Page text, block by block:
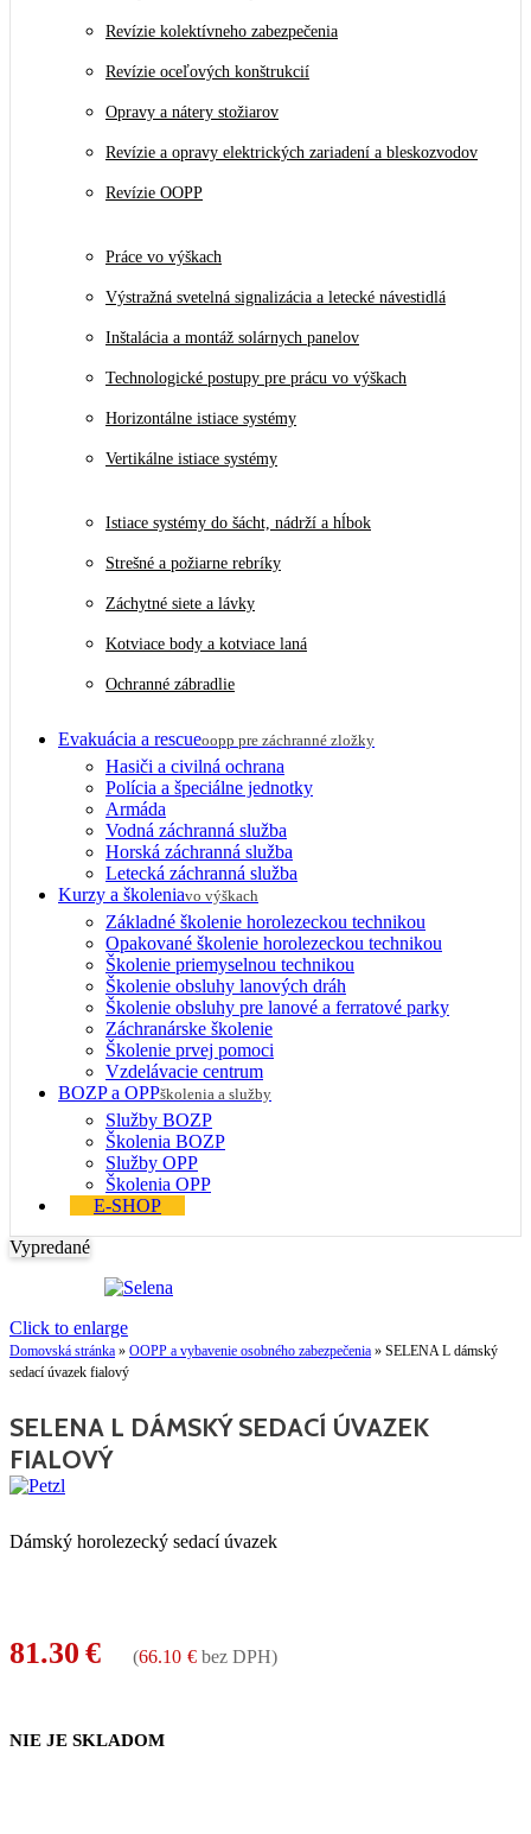
Revízie kolektívneho zabezpečenia
Revízie oceľových konštrukcií
Opravy a nátery stožiarov
Revízie a opravy elektrických zariadení a bleskozvodov
Revízie OOPP
Práce vo výškach
Výstražná svetelná signalizácia a letecké návestidlá
Inštalácia a montáž solárnych panelov
Technologické postupy pre prácu vo výškach
Horizontálne istiace systémy
Vertikálne istiace systémy
Istiace systémy do šácht, nádrží a hĺbok
Strešné a požiarne rebríky
Záchytné siete a lávky
Kotviace body a kotviace laná
Ochranné zábradlie
Evakuácia a rescueoopp pre záchranné zložky
Hasiči a civilná ochrana
Polícia a špeciálne jednotky
Armáda
Vodná záchranná služba
Horská záchranná služba
Letecká záchranná služba
Kurzy a školeniavo výškach
Základné školenie horolezeckou technikou
Opakované školenie horolezeckou technikou
Školenie priemyselnou technikou
Školenie obsluhy lanových dráh
Školenie obsluhy pre lanové a ferratové parky
Záchranárske školenie
Školenie prvej pomoci
Vzdelávacie centrum
BOZP a OPPškolenia a služby
Služby BOZP
Školenia BOZP
Služby OPP
Školenia OPP
E-SHOP
Vypredané
Click to enlarge
Domovská stránka » OOPP a vybavenie osobného zabezpečenia » SELENA L dámský
sedací úvazek fialový
SELENA L DÁMSKÝ SEDACÍ ÚVAZEK
FIALOVÝ
Dámský horolezecký sedací úvazek
81.30 € (66.10 € bez DPH)
NIE JE SKLADOM